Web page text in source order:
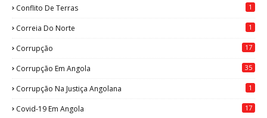
Conflito De Terras 1
Correia Do Norte 1
Corrupção 17
Corrupção Em Angola 35
Corrupção Na Justiça Angolana 1
Covid-19 Em Angola 17